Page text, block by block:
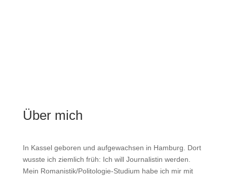
Über mich
In Kassel geboren und aufgewachsen in Hamburg. Dort
wusste ich ziemlich früh: Ich will Journalistin werden.
Mein Romanistik/Politologie-Studium habe ich mir mit